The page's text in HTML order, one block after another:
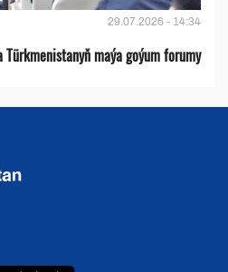
29.07.2026 - 14:34
maýa goýum forumy